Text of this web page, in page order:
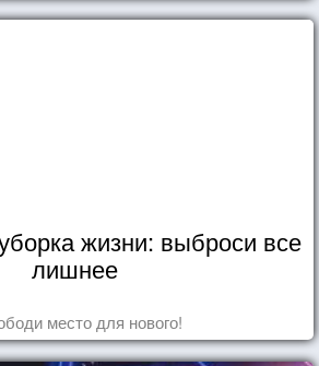
жизни: выброси все
лишнее
место для нового!